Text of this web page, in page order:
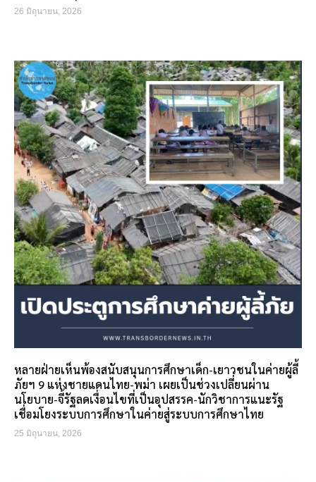
26 มิถุนายน, 2026
หลายฝ่ายเห็นพ้องสนับสนุนการศึกษาเด็ก-เยาวชนในค่ายผู้ลี้
ภัยฯ 9 แห่งชายแดนไทย-พม่า เผยเป็นช่วงเปลี่ยนผ่าน
นโยบาย-จี้รัฐลดเงื่อนไขที่เป็นอุปสรรค-นักวิชาการแนะรัฐ
เชื่อมโยงระบบการศึกษาในค่ายสู่ระบบการศึกษาไทย
25 มิถุนายน, 2026